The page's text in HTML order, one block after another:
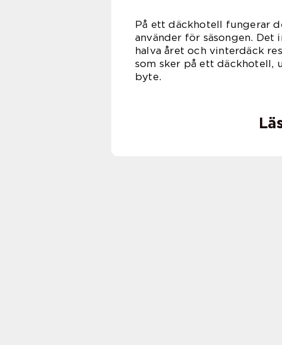
På ett däckhotell fungerar
använder för säsongen.
halva året och vinterdäck
som sker på ett däckhotell,